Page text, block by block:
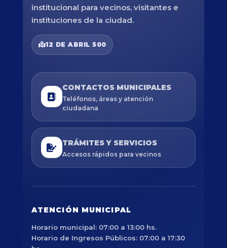
institucional para vecinos, visitantes e
instituciones de la ciudad.
12 DE ABRIL 500
CONTACTOS MUNICIPALES
Teléfonos, áreas y atención
ciudadana
TRÁMITES Y SERVICIOS
Accesos rápidos para vecinos
ATENCIÓN MUNICIPAL
Horario municipal: 07:00 a 13:00 hs.
Horario de Ingresos Públicos: 07:00 a 17:30